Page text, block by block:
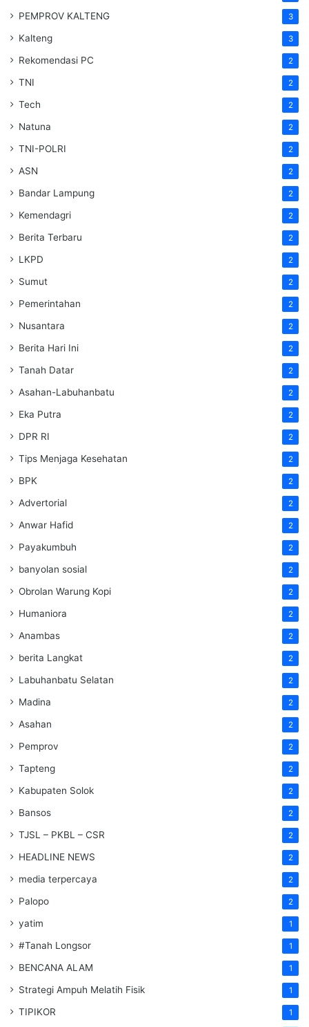
PEMPROV KALTENG 3
Kalteng 3
Rekomendasi PC 2
TNI 2
Tech 2
Natuna 2
TNI-POLRI 2
ASN 2
Bandar Lampung 2
Kemendagri 2
Berita Terbaru 2
LKPD 2
Sumut 2
Pemerintahan 2
Nusantara 2
Berita Hari Ini 2
Tanah Datar 2
Asahan-Labuhanbatu 2
Eka Putra 2
DPR RI 2
Tips Menjaga Kesehatan 2
BPK 2
Advertorial 2
Anwar Hafid 2
Payakumbuh 2
banyolan sosial 2
Obrolan Warung Kopi 2
Humaniora 2
Anambas 2
berita Langkat 2
Labuhanbatu Selatan 2
Madina 2
Asahan 2
Pemprov 2
Tapteng 2
Kabupaten Solok 2
Bansos 2
TJSL – PKBL – CSR 2
HEADLINE NEWS 2
media terpercaya 2
Palopo 2
yatim 1
#Tanah Longsor 1
BENCANA ALAM 1
Strategi Ampuh Melatih Fisik 1
TIPIKOR 1